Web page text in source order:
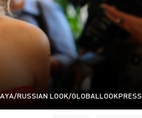
RUSSIAN LOOK/GLOBALLOOKPRESS